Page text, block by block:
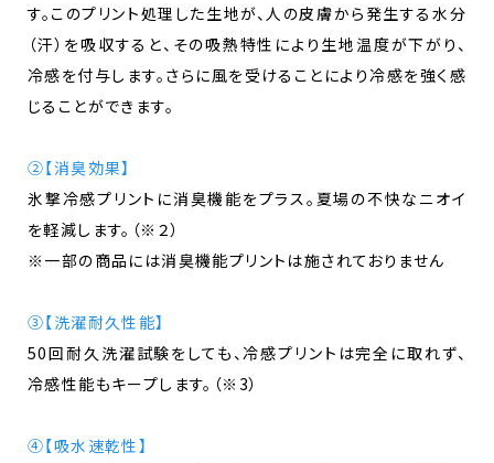
す。このプリント処理した生地が、人の皮膚から発生する水分
（汗）を吸収すると、その吸熱特性により生地温度が下がり、
冷感を付与します。さらに風を受けることにより冷感を強く感
じることができます。
②【消臭効果】
氷撃冷感プリントに消臭機能をプラス。夏場の不快なニオイ
を軽減します。（※２）
※一部の商品には消臭機能プリントは施されておりません
③【洗濯耐久性能】
50回耐久洗濯試験をしても、冷感プリントは完全に取れず、
冷感性能もキープします。（※3）
④【吸水速乾性】